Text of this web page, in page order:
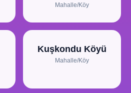
Mahalle/Köy
Kuşkondu Köyü
Mahalle/Köy